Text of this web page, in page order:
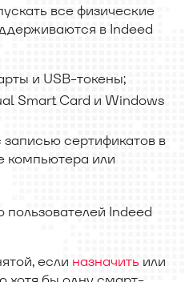
все физические
в Indeed
и USB-токены;
Smart Card и Windows
сертификатов в
компьютера или
пользователей Indeed
если назначить или